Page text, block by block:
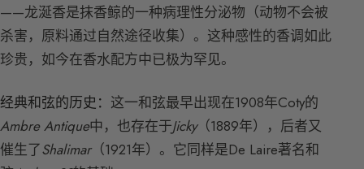
——龙涎香是抹香鲸的一种病理性分泌物（动物不会被
杀害，原料通过自然途径收集）。这种感性的香调如此
珍贵，如今在香水配方中已极为罕见。
经典和弦的历史： 这一和弦最早出现在1908年Coty的
Ambre Antique中，也存在于Jicky（1889年），后者又
催生了Shalimar（1921年）。它同样是De Laire著名和